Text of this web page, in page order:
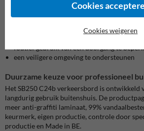
De plaatsing van een verkeersbord C24b helpt
bestuurders tijdig te informeren over het
risicovol transport te weren op gevoelige
foutief gebruik van een doorgang te
een veiligere omgeving te ondersteunen
Duurzame keuze voor professioneel
Het SB250 C24b verkeersbord is ontwikkeld
langdurig gebruik buitenshuis. De
meer anti-graffiti laminaat, 99%
keurmerk, eigen productie, controle door
productie en Made in BE.
Cookies
Cookies weigeren